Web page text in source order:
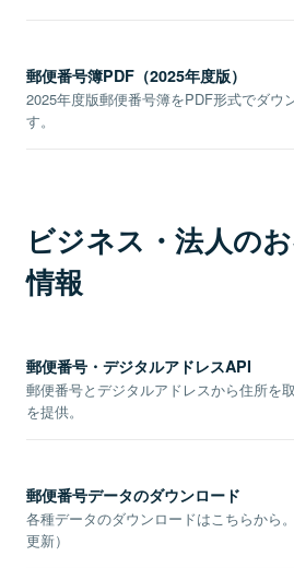
郵便番号簿PDF（2025年度版）
2025年度版郵便番号簿をPDF形式でダウ
す。
ビジネス・法人の
情報
郵便番号・デジタルアドレスAPI
郵便番号とデジタルアドレスから住所を
を提供。
郵便番号データのダウンロード
各種データのダウンロードはこちらから
更新）